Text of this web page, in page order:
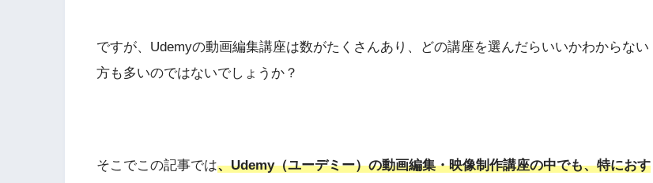
ですが、Udemyの動画編集講座は数がたくさんあり、どの講座を選んだらいいかわからない
方も多いのではないでしょうか？
そこでこの記事では、Udemy（ユーデミー）の動画編集・映像制作講座の中でも、特におす